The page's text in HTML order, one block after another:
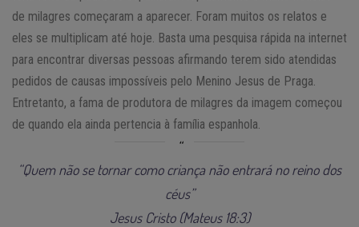
de milagres começaram a aparecer. Foram muitos os relatos e
eles se multiplicam até hoje. Basta uma pesquisa rápida na internet
para encontrar diversas pessoas afirmando terem sido atendidas
pedidos de causas impossíveis pelo Menino Jesus de Praga.
Entretanto, a fama de produtora de milagres da imagem começou
de quando ela ainda pertencia à família espanhola.
“Quem não se tornar como criança não entrará no reino dos
céus”
Jesus Cristo (Mateus 18:3)